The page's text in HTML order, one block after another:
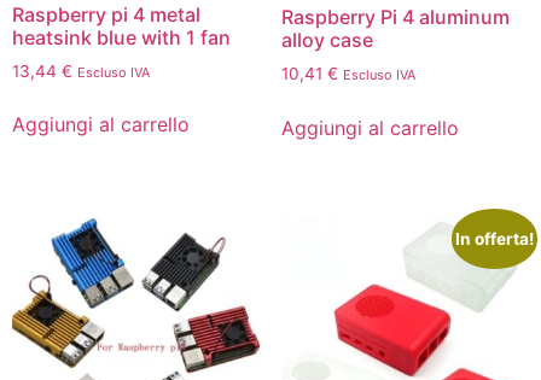
Raspberry pi 4 metal
heatsink blue with 1 fan
13,44 € Escluso IVA
Aggiungi al carrello
Raspberry Pi 4 aluminum
alloy case
10,41 € Escluso IVA
Aggiungi al carrello
In offerta!